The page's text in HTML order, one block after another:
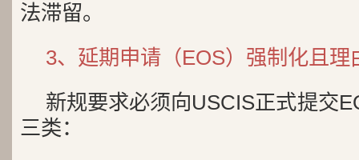
法滞留。
3、延期申请（EOS）强制化且理
新规要求必须向USCIS正式提交
三类：